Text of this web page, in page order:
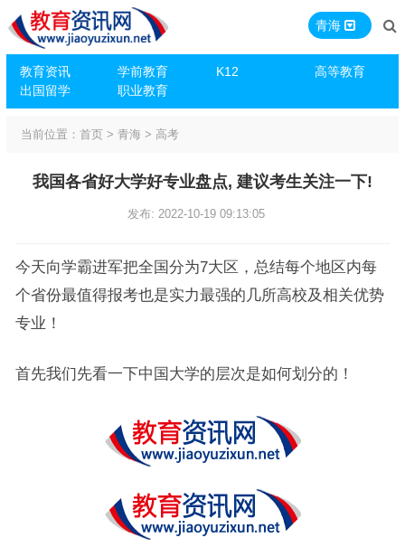
教育资讯 学前教育 K12
高等教育
出国留学
职业教育
青海
当前位置： 首页> 青海 > 高考
我国各省好大学好专业盘点, 建议考生关注一下!
发布: 2022-10-19 09:13:05
今天向学霸进军把全国分为7大区，总结每个地区内每
个省份最值得报考也是实力最强的几所高校及相关优势
专业！
首先我们先看一下中国大学的层次是如何划分的！